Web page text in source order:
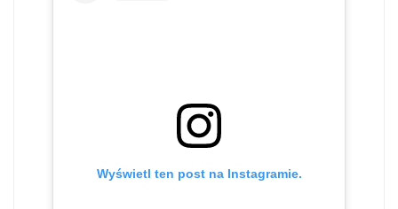
Wyświetl ten post na Instagramie.